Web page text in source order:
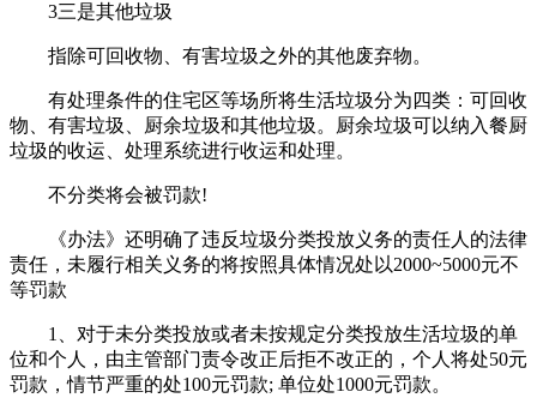
3三是其他垃圾
指除可回收物、有害垃圾之外的其他废弃物。
有处理条件的住宅区等场所将生活垃圾分为四类：可回收
物、有害垃圾、厨余垃圾和其他垃圾。厨余垃圾可以纳入餐厨
垃圾的收运、处理系统进行收运和处理。
不分类将会被罚款!
《办法》还明确了违反垃圾分类投放义务的责任人的法律
责任，未履行相关义务的将按照具体情况处以2000~5000元不
等罚款
1、对于未分类投放或者未按规定分类投放生活垃圾的单
位和个人，由主管部门责令改正后拒不改正的，个人将处50元
罚款，情节严重的处100元罚款; 单位处1000元罚款。